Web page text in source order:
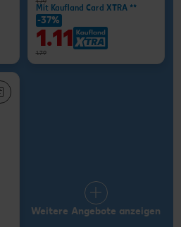
Mit Kaufland Card XTRA **
-37%
1.11
1.79
Weitere Angebote anzeigen